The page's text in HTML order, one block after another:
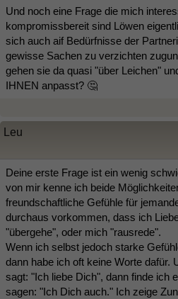
Und noch eine Frage die mich
kompromissbereit sind Löwen
sich auch aif Bedürfnisse der
gewisse Sachen zu verzichten
gehen sie da quasi "über Leichen"
IHNEN anpasst? 🤔
Leu
Deine erste Frage ist ein wenig
von mir kenne ich beide
freundschaftliche Gefühle für
durchaus vorkommen, dass ich
"übergehe", oder mich "rausrede".
Wenn ich selbst jedoch starke
dann habe ich oft keine Worte dafür.
sagt: "Ich liebe Dich", dann finde ich
sagen: "Ich Dich auch." Ich zeige